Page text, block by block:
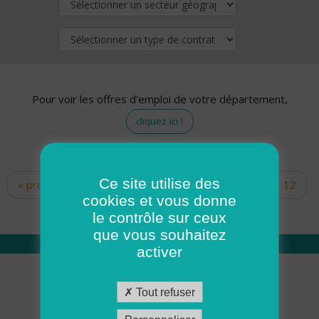
Pour voir les offres d'emploi de votre département,
cliquez ici !
Pages
« premier ‹ précédent … 10
12
14 15 16 17
Qui sommes nous
Académie ADMR
Ce site utilise des
cookies et vous donne
le contrôle sur ceux
que vous souhaitez
activer
Tout refuser